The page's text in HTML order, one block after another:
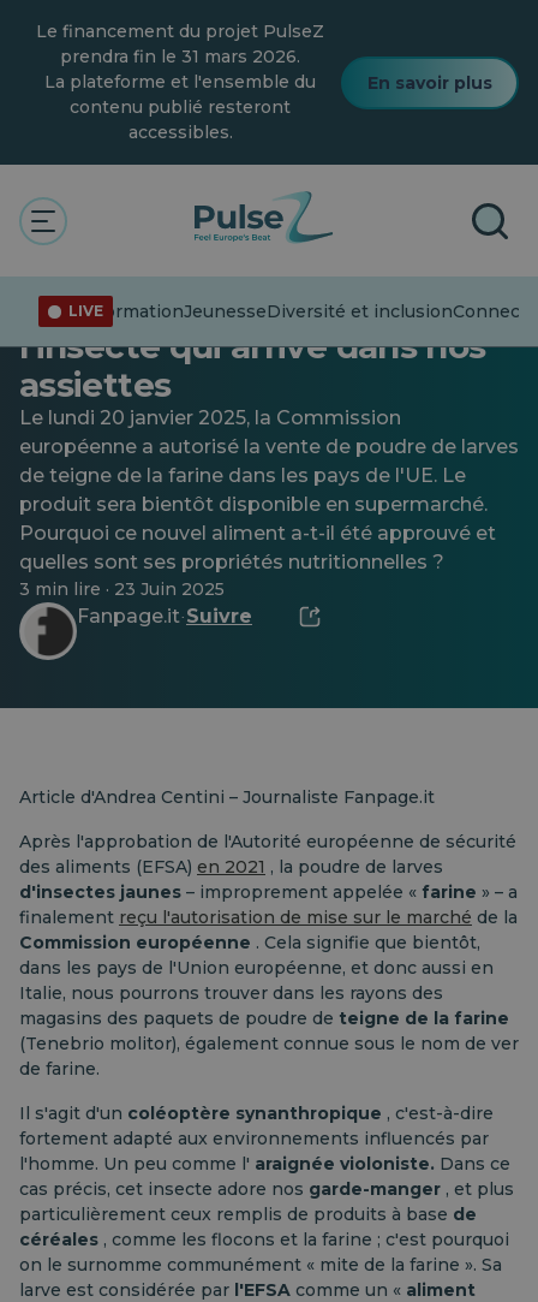
content
Le financement du projet PulseZ
prendra fin le 31 mars 2026.
La plateforme et l'ensemble du
contenu publié resteront
accessibles.
En savoir plus
LIVE
DésinformationJeunesseDiversité et inclusion
Général
Feu vert pour la « farine » de
larves de mites de l’UE :
l’insecte qui arrive dans nos
assiettes
Le lundi 20 janvier 2025, la Commission
européenne a autorisé la vente de poudre de larves
de teigne de la farine dans les pays de l'UE. Le
produit sera bientôt disponible en supermarché.
Pourquoi ce nouvel aliment a-t-il été approuvé et
quelles sont ses propriétés nutritionnelles ?
3 min lire · 23 Juin 2025
Fanpage.it· Suivre
Article d'Andrea Centini – Journaliste Fanpage.it
Après l'approbation de l'Autorité européenne de sécurité
des aliments (EFSA) en 2021 , la poudre de larves
d'insectes jaunes – improprement appelée « farine » – a
finalement reçu l'autorisation de mise sur le marché de la
Commission européenne . Cela signifie que bientôt,
dans les pays de l'Union européenne, et donc aussi en
Italie, nous pourrons trouver dans les rayons des
magasins des paquets de poudre de teigne de la farine
(Tenebrio molitor), également connue sous le nom de ver
de farine.
Il s'agit d'un coléoptère synanthropique , c'est-à-dire
fortement adapté aux environnements influencés par
l'homme. Un peu comme l' araignée violoniste. Dans ce
cas précis, cet insecte adore nos garde-manger , et plus
particulièrement ceux remplis de produits à base de
céréales , comme les flocons et la farine ; c'est pourquoi
on le surnomme communément « mite de la farine ». Sa
larve est considérée par l'EFSA comme un « aliment